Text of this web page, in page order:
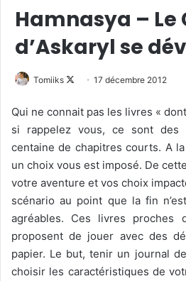
Hamnasya – Le
d’Askaryl se
Tomiiks
Follow
X
17 décembre 2012
Qui ne connait pas les livres «
si rappelez vous, ce sont des
centaine de chapitres courts. A
un choix vous est imposé. De
votre aventure et vos choix
scénario au point que la fin
agréables. Ces livres proches
proposent de jouer avec des
papier. Le but, tenir un journal
choisir les caractéristiques de